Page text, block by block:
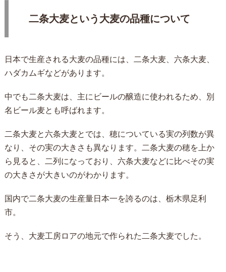
二条大麦という大麦の品種について
日本で生産される大麦の品種には、二条大麦、六条大麦、
ハダカムギなどがあります。
中でも二条大麦は、主にビールの醸造に使われるため、別
名ビール麦とも呼ばれます。
二条大麦と六条大麦とでは、穂についている実の列数が異
なり、その実の大きさも異なります。二条大麦の穂を上か
ら見ると、二列になっており、六条大麦などに比べその実
の大きさが大きいのがわかります。
国内で二条大麦の生産量日本一を誇るのは、栃木県足利
市。
そう、大麦工房ロアの地元で作られた二条大麦でした。